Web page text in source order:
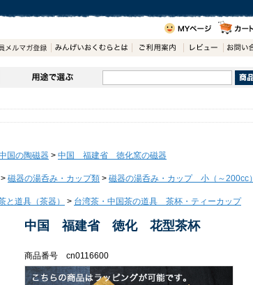
国の陶磁器 > 中国 福建省 徳化窯の磁器
> 磁器の湯呑み・カップ類 > 磁器の湯呑み・カップ 小（～200cc）
と道具（茶器） > 台湾茶・中国茶の道具 茶杯・ティーカップ
中国 福建省 徳化 花型茶杯
商品番号 cn0116600